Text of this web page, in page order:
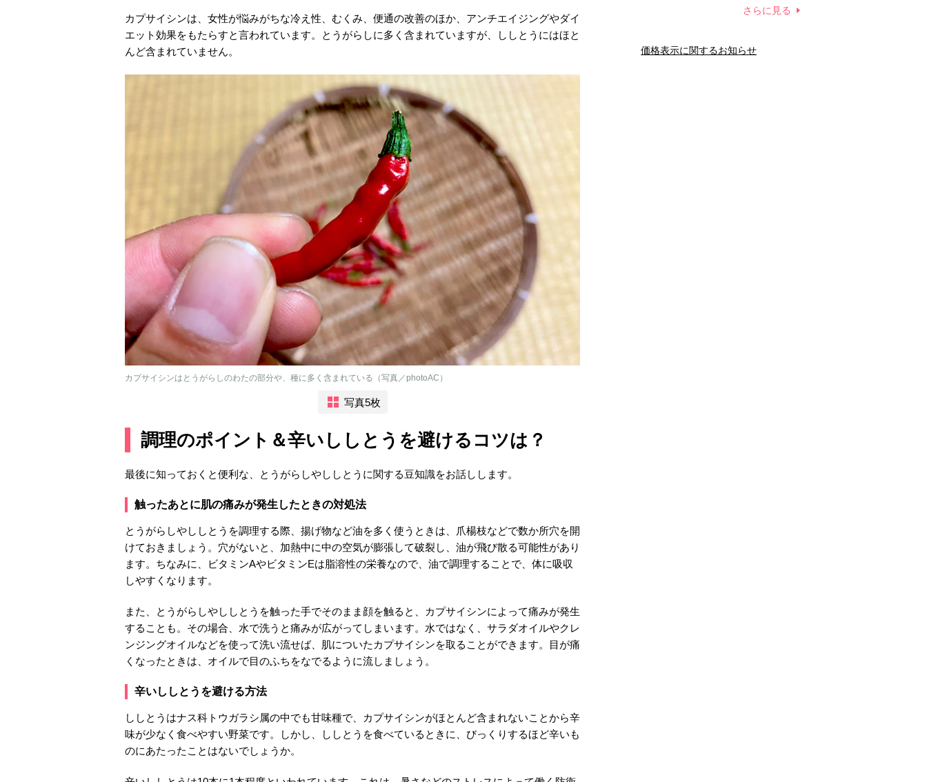
カプサイシンは、女性が悩みがちな冷え性、むくみ、便通の改善のほか、アンチエイジングやダイ
エット効果をもたらすと言われています。とうがらしに多く含まれていますが、ししとうにはほと
んど含まれていません。
カプサイシンはとうがらしのわたの部分や、種に多く含まれている（写真／photoAC）
写真5枚
調理のポイント＆辛いししとうを避けるコツは？
最後に知っておくと便利な、とうがらしやししとうに関する豆知識をお話しします。
触ったあとに肌の痛みが発生したときの対処法
とうがらしやししとうを調理する際、揚げ物など油を多く使うときは、爪楊枝などで数か所穴を開
けておきましょう。穴がないと、加熱中に中の空気が膨張して破裂し、油が飛び散る可能性があり
ます。ちなみに、ビタミンAやビタミンEは脂溶性の栄養なので、油で調理することで、体に吸収
しやすくなります。
また、とうがらしやししとうを触った手でそのまま顔を触ると、カプサイシンによって痛みが発生
することも。その場合、水で洗うと痛みが広がってしまいます。水ではなく、サラダオイルやクレ
ンジングオイルなどを使って洗い流せば、肌についたカプサイシンを取ることができます。目が痛
くなったときは、オイルで目のふちをなでるように流しましょう。
辛いししとうを避ける方法
ししとうはナス科トウガラシ属の中でも甘味種で、カプサイシンがほとんど含まれないことから辛
味が少なく食べやすい野菜です。しかし、ししとうを食べているときに、びっくりするほど辛いも
のにあたったことはないでしょうか。
夫との関係
新津春子 どか食い
さらに見る
価格表示に関するお知らせ